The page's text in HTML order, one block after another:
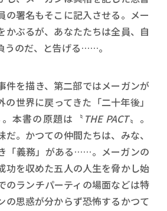
の署名もそこに記入させる。メー
かぶるが、あなたたちは全員、自
うのだ、と告げる……。
件を描き、第二部ではメーガンが
世界に戻ってきた「二十年後」
本書の原題は〝 THE PACT〟。
だ。かつての仲間たちは、みな、
「義務」がある……。メーガンの
功を収めた五人の人生を脅かし始
のランチパーティの場面などは特
の思惑が分からず恐怖するかつて